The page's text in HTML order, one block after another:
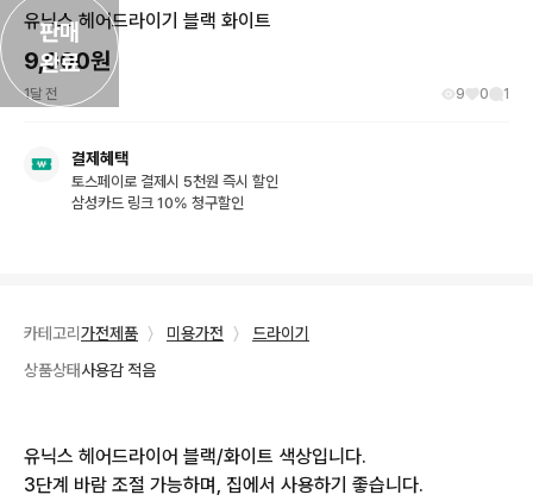
판매
완료
유닉스 헤어드라이기 블랙 화이트
9,000원
1달 전 9 0 1
결제혜택
토스페이로 결제시 5천원 즉시 할인
삼성카드 링크 10% 청구할인
카테고리 가전제품 〉 미용가전 〉
드라이기
상품상태사용감 적음
유닉스 헤어드라이어 블랙/화이트 색상입니다.
3단계 바람 조절 가능하며, 집에서 사용하기 좋습니다.